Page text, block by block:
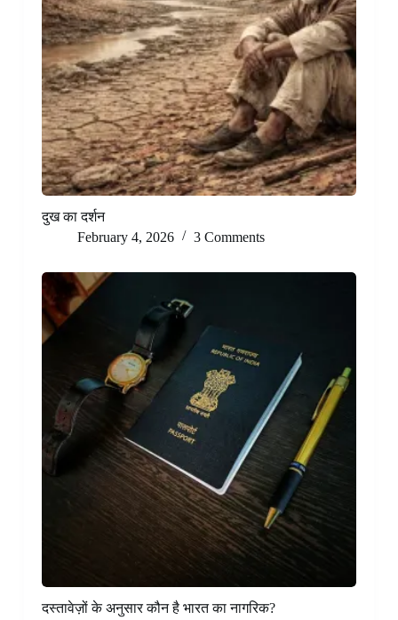
दुख का दर्शन
February 4, 2026
3 Comments
दस्तावेज़ों के अनुसार कौन है भारत का नागरिक?